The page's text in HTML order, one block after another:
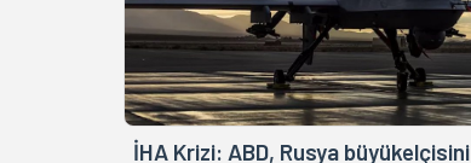
İHA Krizi: ABD, Rusya büyükelçisini